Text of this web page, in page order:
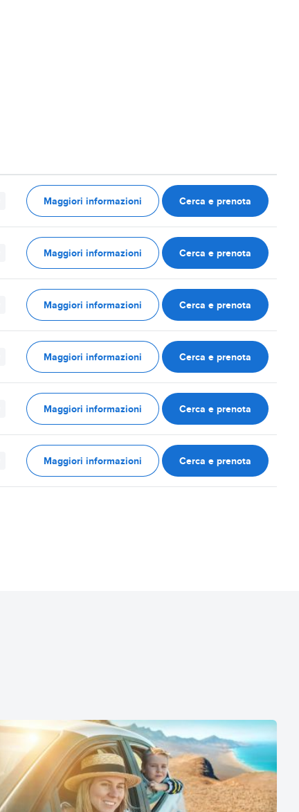
Maggiori informazioni Cerca e prenota
Maggiori informazioni Cerca e prenota
Maggiori informazioni Cerca e prenota
Maggiori informazioni Cerca e prenota
Maggiori informazioni Cerca e prenota
Maggiori informazioni Cerca e prenota